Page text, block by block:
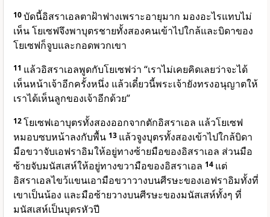
10บัดนี้อิสราเอลตาฝ้าฟางเพราะอายุมาก มองอะไรแทบไม่
เห็น โยเซฟจึงพาบุตรชายทั้งสองคนเข้าไปใกล้และบิดาของ
โยเซฟก็จูบและกอดพวกเขา
11 แล้วอิสราเอลพูดกับโยเซฟว่า “เราไม่เคยคิดเลยว่าจะได้
เห็นหน้าเจ้าอีกครั้งหนึ่ง แล้วเดี๋ยวนี้พระเจ้ายังทรงอนุญาตให้
เราได้เห็นลูกของเจ้าอีกด้วย”
12โยเซฟเอาบุตรทั้งสองออกจากตักอิสราเอล แล้วโยเซฟ
หมอบซบหน้าลงกับพื้น 13 แล้วจูงบุตรทั้งสองเข้าไปใกล้บิดา
มือขวาจับเอฟราอิมให้อยู่ทางซ้ายมือของอิสราเอล ส่วนมือ
ซ้ายจับมนัสเสห์ให้อยู่ทางขวามือของอิสราเอล 14 แต่
อิสราเอลไขว้แขนเอามือขวาวางบนศีรษะของเอฟราอิมทั้งที่
เขาเป็นน้อง และมือซ้ายวางบนศีรษะของมนัสเสห์ทั้งๆ ที่
มนัสเสห์เป็นบุตรหัวปี